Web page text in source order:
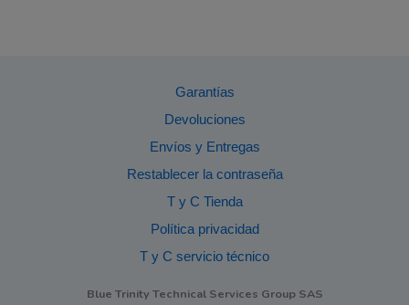
Garantías
Devoluciones
Envíos y Entregas
Restablecer la contraseña
T y C Tienda
Política privacidad
T y C servicio técnico
Blue Trinity Technical Services Group SAS